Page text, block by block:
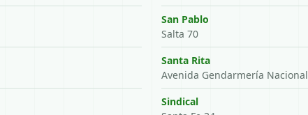
San Pablo
Salta 70
Santa Rita
Avenida Gendarmería
Sindical